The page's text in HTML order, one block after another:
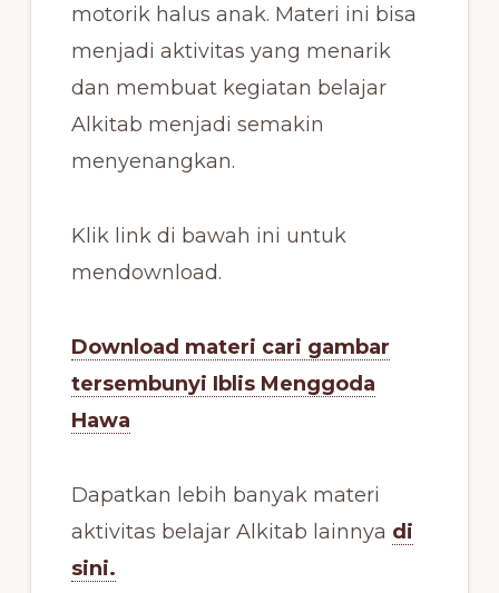
motorik halus anak. Materi ini bisa
menjadi aktivitas yang menarik
dan membuat kegiatan belajar
Alkitab menjadi semakin
menyenangkan.
Klik link di bawah ini untuk
mendownload.
Download materi cari gambar
tersembunyi Iblis Menggoda
Hawa
Dapatkan lebih banyak materi
aktivitas belajar Alkitab lainnya di
sini.